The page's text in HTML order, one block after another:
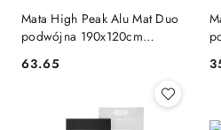
Mata High Peak Alu Mat Duo
podwójna 190x120cm
Cena:
63.65